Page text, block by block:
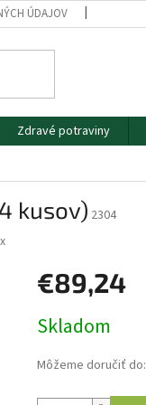
ÚDAJOV
Zdravé potraviny
kusov) 2304
€89,24
cena:
Skladom
Môžeme doručiť do: